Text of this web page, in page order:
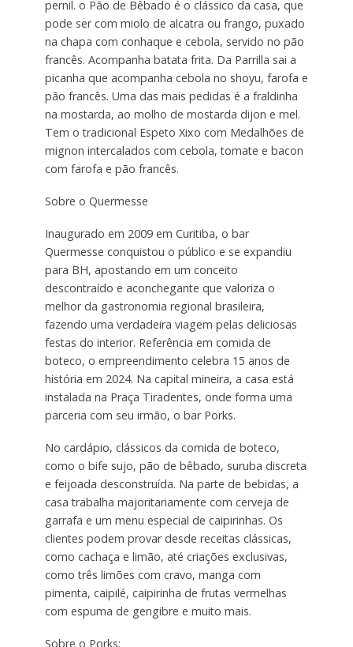
pernil. o Pão de Bêbado é o clássico da casa, que
pode ser com miolo de alcatra ou frango, puxado
na chapa com conhaque e cebola, servido no pão
francês. Acompanha batata frita. Da Parrilla sai a
picanha que acompanha cebola no shoyu, farofa e
pão francês. Uma das mais pedidas é a fraldinha
na mostarda, ao molho de mostarda dijon e mel.
Tem o tradicional Espeto Xixo com Medalhões de
mignon intercalados com cebola, tomate e bacon
com farofa e pão francês.
Sobre o Quermesse
Inaugurado em 2009 em Curitiba, o bar
Quermesse conquistou o público e se expandiu
para BH, apostando em um conceito
descontraído e aconchegante que valoriza o
melhor da gastronomia regional brasileira,
fazendo uma verdadeira viagem pelas deliciosas
festas do interior. Referência em comida de
boteco, o empreendimento celebra 15 anos de
história em 2024. Na capital mineira, a casa está
instalada na Praça Tiradentes, onde forma uma
parceria com seu irmão, o bar Porks.
No cardápio, clássicos da comida de boteco,
como o bife sujo, pão de bêbado, suruba discreta
e feijoada desconstruída. Na parte de bebidas, a
casa trabalha majoritariamente com cerveja de
garrafa e um menu especial de caipirinhas. Os
clientes podem provar desde receitas clássicas,
como cachaça e limão, até criações exclusivas,
como três limões com cravo, manga com
pimenta, caipilé, caipirinha de frutas vermelhas
com espuma de gengibre e muito mais.
Sobre o Porks: